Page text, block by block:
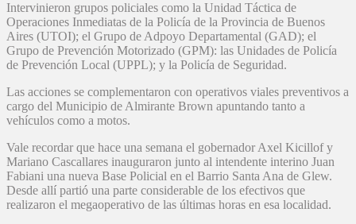
Intervinieron grupos policiales como la Unidad Táctica de
Operaciones Inmediatas de la Policía de la Provincia de Buenos
Aires (UTOI); el Grupo de Adpoyo Departamental (GAD); el
Grupo de Prevención Motorizado (GPM): las Unidades de Policía
de Prevención Local (UPPL); y la Policía de Seguridad.
Las acciones se complementaron con operativos viales preventivos a
cargo del Municipio de Almirante Brown apuntando tanto a
vehículos como a motos.
Vale recordar que hace una semana el gobernador Axel Kicillof y
Mariano Cascallares inauguraron junto al intendente interino Juan
Fabiani una nueva Base Policial en el Barrio Santa Ana de Glew.
Desde allí partió una parte considerable de los efectivos que
realizaron el megaoperativo de las últimas horas en esa localidad.